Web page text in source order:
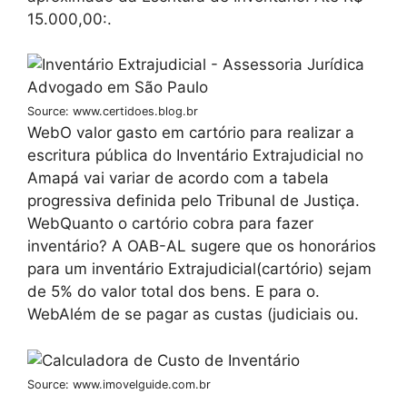
15.000,00:.
Source: www.certidoes.blog.br
WebO valor gasto em cartório para realizar a
escritura pública do Inventário Extrajudicial no
Amapá vai variar de acordo com a tabela
progressiva definida pelo Tribunal de Justiça.
WebQuanto o cartório cobra para fazer
inventário? A OAB-AL sugere que os honorários
para um inventário Extrajudicial(cartório) sejam
de 5% do valor total dos bens. E para o.
WebAlém de se pagar as custas (judiciais ou.
Source: www.imovelguide.com.br